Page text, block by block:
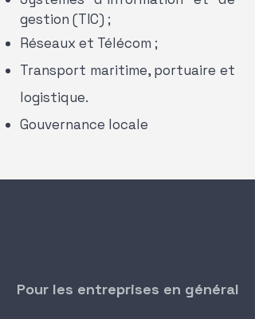
gestion (TIC) ;
Réseaux et Télécom ;
Transport maritime, portuaire et
logistique.
Gouvernance locale
Pour les entreprises en général